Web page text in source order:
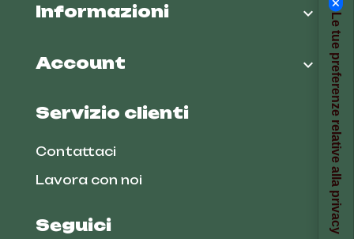
Informazioni 
Account 
Servizio clienti
Contattaci
Lavora con noi
Seguici Le tue preferenze relative alla privacy